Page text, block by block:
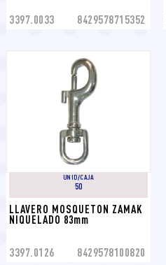
3397.0033 8429578715352
UNID/CAJA
50
LLAVERO MOSQUETON ZAMAK
NIQUELADO 83mm
3397.0126 8429578100820